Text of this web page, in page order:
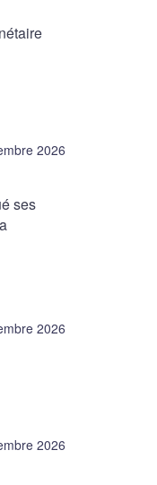
2026
ses
2026
2026